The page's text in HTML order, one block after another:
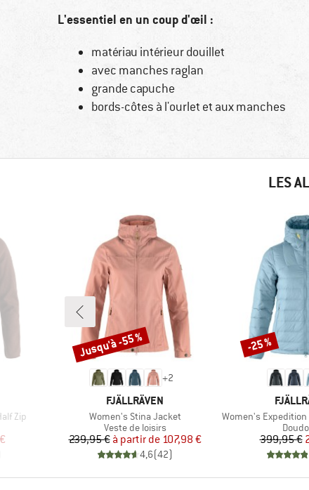
L'essentiel en un coup d'œil :
matériau intérieur douillet
avec manches raglan
grande capuche
bords-côtes à l'ourlet et aux manches
LES
Zip
+2
MARQUE
FJÄLLRÄVEN
Article
Women's Stina Jacket
Product group
Veste de loisirs
Prix
239,95 € Prix réduit
à partir de 107,98 €
4,6(42)
Remise
Jusqu'à -55 %
Article
Women's Expedition
399,95 €
Remise
-25 %